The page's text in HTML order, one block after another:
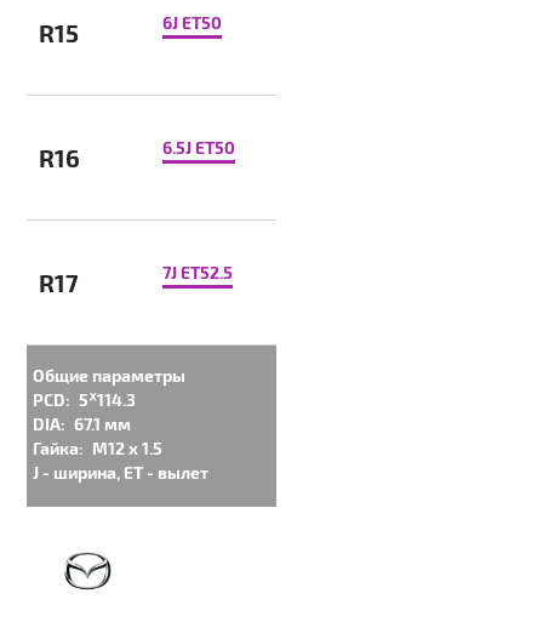
R15 6J ET50
R16 6.5J ET50
R17 7J ET52.5
Общие параметры
PCD: 5ᕁ114.3
DIA: 67.1 мм
Гайка: M12 x 1.5
J - ширина, ET - вылет